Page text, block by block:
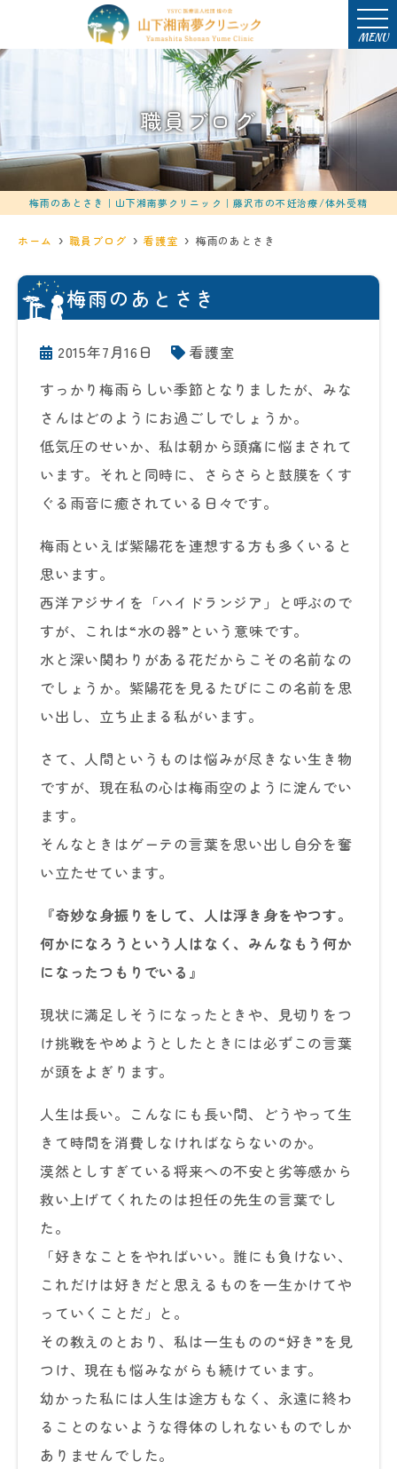
MENU
職員ブログ
梅雨のあとさき｜山下湘南夢クリニック｜藤沢市の不妊治療/体外受精
ホーム 職員ブログ 看護室 梅雨のあとさき
梅雨のあとさき
2015年7月16日
看護室
すっかり梅雨らしい季節となりましたが、みな
さんはどのようにお過ごしでしょうか。
低気圧のせいか、私は朝から頭痛に悩まされて
います。それと同時に、さらさらと鼓膜をくす
ぐる雨音に癒されている日々です。
梅雨といえば紫陽花を連想する方も多くいると
思います。
西洋アジサイを「ハイドランジア」と呼ぶので
すが、これは“水の器”という意味です。
水と深い関わりがある花だからこその名前なの
でしょうか。紫陽花を見るたびにこの名前を思
い出し、立ち止まる私がいます。
さて、人間というものは悩みが尽きない生き物
ですが、現在私の心は梅雨空のように淀んでい
ます。
そんなときはゲーテの言葉を思い出し自分を奮
い立たせています。
『奇妙な身振りをして、人は浮き身をやつす。
何かになろうという人はなく、みんなもう何か
になったつもりでいる』
現状に満足しそうになったときや、見切りをつ
け挑戦をやめようとしたときには必ずこの言葉
が頭をよぎります。
人生は長い。こんなにも長い間、どうやって生
きて時間を消費しなければならないのか。
漠然としすぎている将来への不安と劣等感から
救い上げてくれたのは担任の先生の言葉でし
た。
「好きなことをやればいい。誰にも負けない、
これだけは好きだと思えるものを一生かけてや
っていくことだ」と。
その教えのとおり、私は一生ものの“好き”を見
つけ、現在も悩みながらも続けています。
幼かった私には人生は途方もなく、永遠に終わ
ることのないような得体のしれないものでしか
ありませんでした。